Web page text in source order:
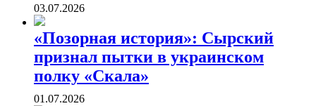
03.07.2026
«Позорная история»: Сырский
признал пытки в украинском
полку «Скала»
01.07.2026